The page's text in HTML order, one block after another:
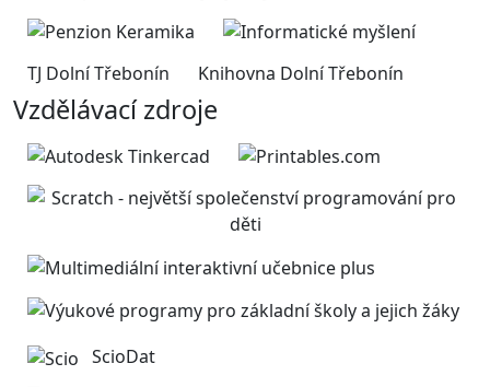
TJ Dolní Třebonín Knihovna Dolní Třebonín
Vzdělávací zdroje
ScioDat